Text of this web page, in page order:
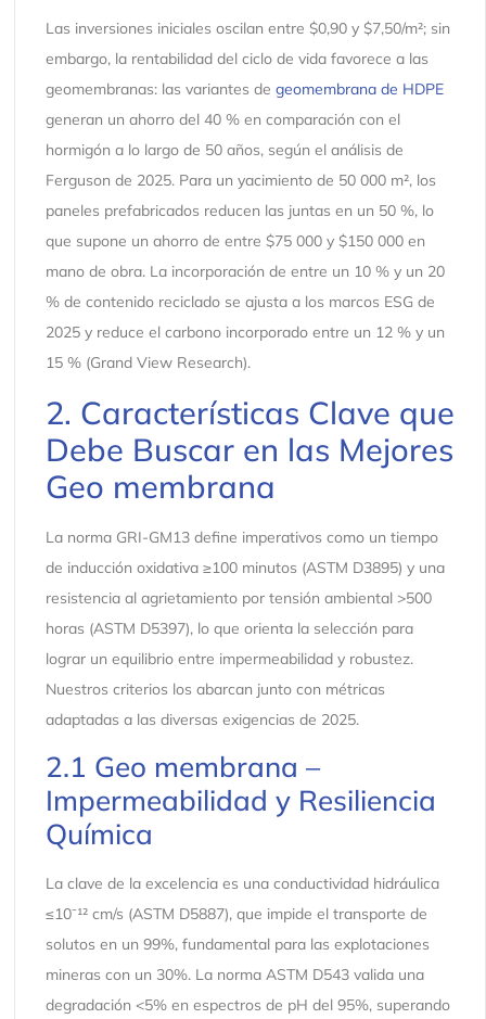
Las inversiones iniciales oscilan entre $0,90 y $7,50/m²; sin
embargo, la rentabilidad del ciclo de vida favorece a las
geomembranas: las variantes de geomembrana de HDPE
generan un ahorro del 40 % en comparación con el
hormigón a lo largo de 50 años, según el análisis de
Ferguson de 2025. Para un yacimiento de 50 000 m², los
paneles prefabricados reducen las juntas en un 50 %, lo
que supone un ahorro de entre $75 000 y $150 000 en
mano de obra. La incorporación de entre un 10 % y un 20
% de contenido reciclado se ajusta a los marcos ESG de
2025 y reduce el carbono incorporado entre un 12 % y un
15 % (Grand View Research).
2. Características Clave que
Debe Buscar en las Mejores
Geo membrana
La norma GRI-GM13 define imperativos como un tiempo
de inducción oxidativa ≥100 minutos (ASTM D3895) y una
resistencia al agrietamiento por tensión ambiental >500
horas (ASTM D5397), lo que orienta la selección para
lograr un equilibrio entre impermeabilidad y robustez.
Nuestros criterios los abarcan junto con métricas
adaptadas a las diversas exigencias de 2025.
2.1 Geo membrana –
Impermeabilidad y Resiliencia
Química
La clave de la excelencia es una conductividad hidráulica
≤10⁻¹² cm/s (ASTM D5887), que impide el transporte de
solutos en un 99%, fundamental para las explotaciones
mineras con un 30%. La norma ASTM D543 valida una
degradación <5% en espectros de pH del 95%, superando